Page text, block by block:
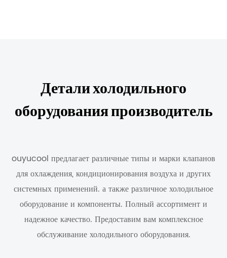
Детали холодильного
оборудования производитель
ouyucool предлагает различные типы и марки клапанов
для охлаждения, кондиционирования воздуха и других
системных применений. а также различное холодильное
оборудование и компоненты. Полный ассортимент и
надежное качество. Предоставим вам комплексное
обслуживание холодильного оборудования.